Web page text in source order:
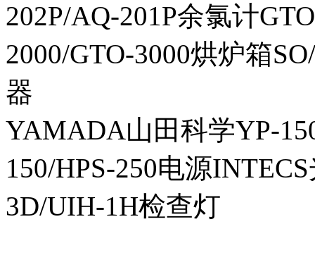
202P/AQ-201P余氯计
2000/GTO-3000烘炉箱
器
YAMADA山田科学YP-
150/HPS-250电源
3D/UIH-1H检查灯